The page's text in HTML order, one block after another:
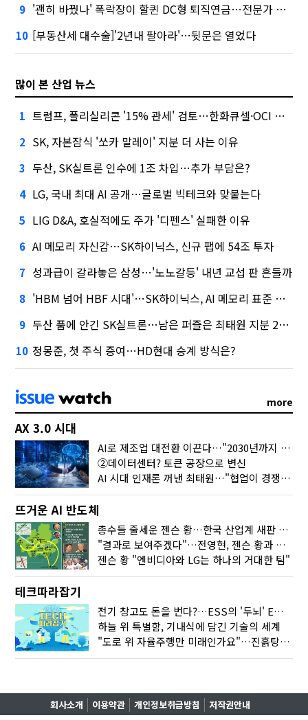
9 '괜히 바꿨나' 폭락장이 할퀸 DC형 퇴직연금…전문가 조언은
10 [부동산세 대수술]'2년내 팔아라'…뒷문은 열었다
많이 본 산업 뉴스
1 트럼프, 폴리실리콘 '15% 관세' 검토…한화큐셀·OCI 영향은?
2 SK, 자본잠식 '쏘카 말레이' 지분 더 사는 이유
3 두산, SK실트론 인수에 1조 차입…추가 부담은?
4 LG, 국내 최대 AI 공개…글로벌 빅테크와 맞붙는다
5 LIG D&A, 호실적에도 주가 '디펜스' 실패한 이유
6 AI 메모리 자신감…SK하이닉스, 신규 팹에 54조 투자
7 성과급이 갈라놓은 삼성…'노노갈등' 내년 교섭 판 흔들까
8 'HBM 넘어 HBF 시대'…SK하이닉스, AI 메모리 표준 선점 나섰다
9 두산 품에 안긴 SK실트론…남은 퍼즐은 최태원 지분 29.4%
10 정몽준, 첫 주식 증여…HD현대 승계 방식은?
more
AX 3.0 시대
AI로 제조업 대전환 이끈다…"2030년까지 민관합동 20조 투자"
②데이터센터? 토큰 공장으로 변신
AI 시대 인재론 꺼낸 최태원…"협업이 경쟁력"
뜨거운 AI 반도체
총수들 줄세운 젠슨 황…한국 산업계 새판 짰다
"결과로 보여주겠다"…전영현, 젠슨 황과 HBM5 논의
젠슨 황 "엔비디아와 LG는 하나의 거대한 팀"
테크따라잡기
전기 창고도 돈을 번다?…ESS의 '두뇌' EMO가 뭐길래
하늘 위 특별함, 기내식에 담긴 기술의 세계
"도로 위 자율주행만 미래인가요"…진흙탕서 길 내는 HD현대 AI 기술
회사소개 이용약관 개인정보취급방침 저작권안내